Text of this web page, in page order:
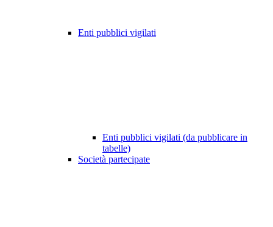
Enti pubblici vigilati
Enti pubblici vigilati (da pubblicare in
tabelle)
Società partecipate